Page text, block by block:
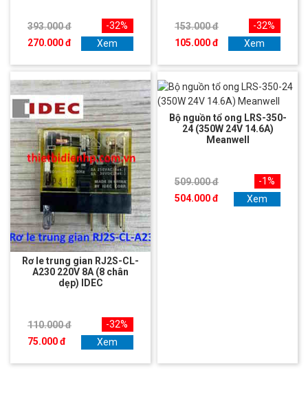
393.000 đ
270.000 đ
-32%
Xem
153.000 đ
105.000 đ
-32%
Xem
Rơ le trung gian RJ2S-CL-
A230 220V 8A (8 chân
dẹp) IDEC
110.000 đ
75.000 đ
-32%
Xem
Bộ nguồn tổ ong LRS-350-
24 (350W 24V 14.6A)
Meanwell
509.000 đ
504.000 đ
-1%
Xem